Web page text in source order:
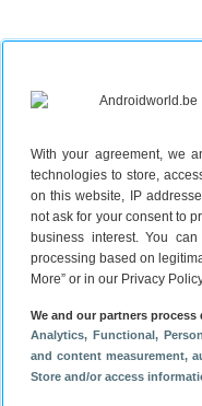
With your agreement, we
technologies to store,
on this website, IP
not ask for your consent to
business interest. You
processing based on
More” or in our Privacy
We and our partners
Analytics, Functional,
and content measurement,
Store and/or access
verpakking gehaald.
the Planet’. Dat is
ook bij de premium
verpakking zelf is
geproduceerd
zijkant en
gerecyclede
van de nieuwe A-
krijgt vier nieuwe